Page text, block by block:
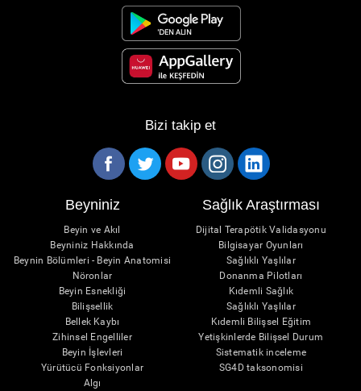
Bizi takip et
Beyniniz
Beyin ve Akıl
Beyniniz Hakkında
Beynin Bölümleri - Beyin Anatomisi
Nöronlar
Beyin Esnekliği
Bilişsellik
Bellek Kaybı
Zihinsel Engelliler
Beyin İşlevleri
Yürütücü Fonksiyonlar
Algı
Sağlık Araştırması
Dijital Terapötik Validasyonu
Bilgisayar Oyunları
Sağlıklı Yaşlılar
Donanma Pilotları
Kıdemli Sağlık
Sağlıklı Yaşlılar
Kıdemli Bilişsel Eğitim
Yetişkinlerde Bilişsel Durum
Sistematik inceleme
SG4D taksonomisi